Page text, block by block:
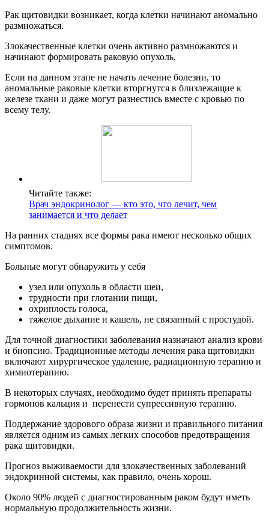
Рак щитовидки возникает, когда клетки начинают аномально
размножаться.
Злокачественные клетки очень активно размножаются и
начинают формировать раковую опухоль.
Если на данном этапе не начать лечение болезни, то
аномальные раковые клетки вторгнутся в близлежащие к
железе ткани и даже могут разнестись вместе с кровью по
всему телу.
Читайте также:
Врач эндокринолог — кто это, что лечит, чем
занимается и что делает
На ранних стадиях все формы рака имеют несколько общих
симптомов.
Больные могут обнаружить у себя
узел или опухоль в области шеи,
трудности при глотании пищи,
охриплость голоса,
тяжелое дыхание и кашель, не связанный с простудой.
Для точной диагностики заболевания назначают анализ крови
и биопсию. Традиционные методы лечения рака щитовидки
включают хирургическое удаление, радиационную терапию и
химиотерапию.
В некоторых случаях, необходимо будет принять препараты
гормонов кальция и перенести супрессивную терапию.
Поддержание здорового образа жизни и правильного питания
является одним из самых легких способов предотвращения
рака щитовидки.
Прогноз выживаемости для злокачественных заболеваний
эндокринной системы, как правило, очень хорош.
Около 90% людей с диагностированным раком будут иметь
нормальную продолжительность жизни.